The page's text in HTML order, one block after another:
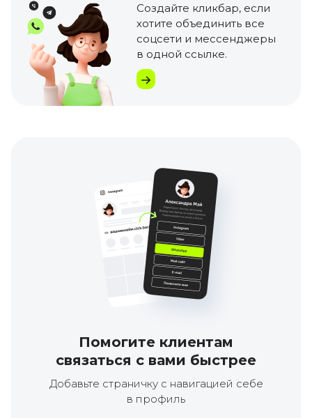
Создайте кликбар, если
хотите объединить все
соцсети и мессенджеры
в одной ссылке.
Помогите клиентам
связаться с вами быстрее
Добавьте страничку с навигацией себе
в профиль